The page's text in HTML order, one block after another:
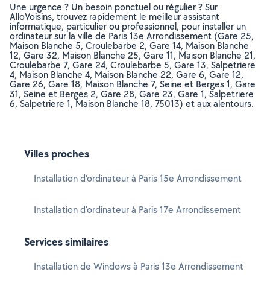
Une urgence ? Un besoin ponctuel ou régulier ? Sur
AlloVoisins, trouvez rapidement le meilleur assistant
informatique, particulier ou professionnel, pour installer un
ordinateur sur la ville de Paris 13e Arrondissement (Gare 25,
Maison Blanche 5, Croulebarbe 2, Gare 14, Maison Blanche
12, Gare 32, Maison Blanche 25, Gare 11, Maison Blanche 21,
Croulebarbe 7, Gare 24, Croulebarbe 5, Gare 13, Salpetriere
4, Maison Blanche 4, Maison Blanche 22, Gare 6, Gare 12,
Gare 26, Gare 18, Maison Blanche 7, Seine et Berges 1, Gare
31, Seine et Berges 2, Gare 28, Gare 23, Gare 1, Salpetriere
6, Salpetriere 1, Maison Blanche 18, 75013) et aux alentours.
Villes proches
Installation d'ordinateur à Paris 15e Arrondissement
Installation d'ordinateur à Paris 17e Arrondissement
Services similaires
Installation de Windows à Paris 13e Arrondissement